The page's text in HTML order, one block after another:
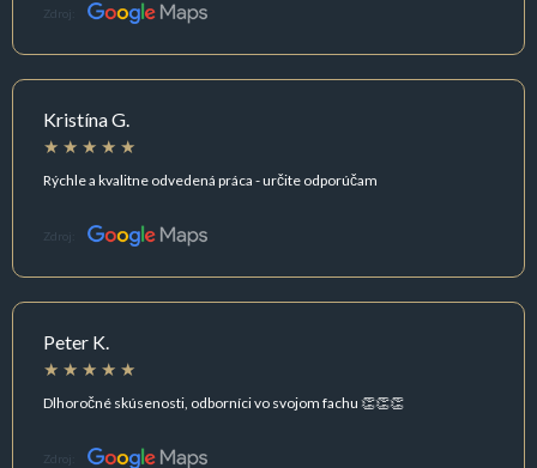
Zdroj:
Kristína G.
Rýchle a kvalitne odvedená práca - určite odporúčam
Zdroj:
Peter K.
Dlhoročné skúsenosti, odborníci vo svojom fachu 👏👏👏
Zdroj: